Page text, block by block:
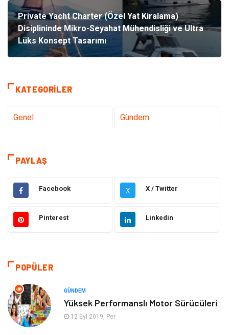
Private Yacht Charter (Özel Yat Kiralama)
Disiplininde Mikro-Seyahat Mühendisliği ve Ultra
Lüks Konsept Tasarımı
KATEGORILER
Genel Gündem
Gıda Alışveriş
Makine Eğitim Kurumları
Hukuk
Eğitim & Kariyer Otomotiv
Yapı İnşaat
PAYLAŞ
Facebook X X / Twitter
Pinterest Linkedin
POPÜLER
GÜNDEM
Yüksek Performanslı Motor Sürücüleri
12 Eyl 2019, Per